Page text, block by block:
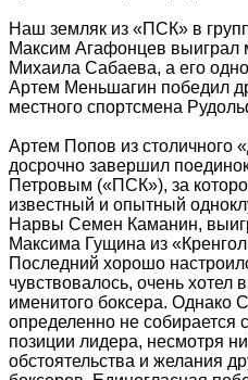
Наш земляк из «ПСК» в
Максим Агафонцев выиграл
Михаила Сабаева, а его
Артем Меньшагин победил
местного спортсмена
Артем Попов из столичного
досрочно завершил
Петровым («ПСК»), за
известный и опытный
Нарвы Семен Каманин,
Максима Гущина из
Последний хорошо
чувствовалось, очень хотел
именитого боксера. Однако
определенно не собирается
позиции лидера, несмотря
обстоятельства и желания